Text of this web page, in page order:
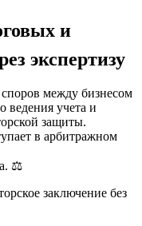
и
экспертизу
между бизнесом
ведения учета и
защиты.
в арбитражном
⚖️
заключение без